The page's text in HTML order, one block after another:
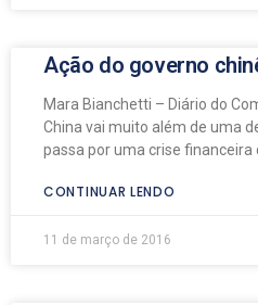
Ação do governo
Mara Bianchetti – Diário do
China vai muito além de uma
passa por uma crise financeira
CONTINUAR LENDO
11 de março de 2016